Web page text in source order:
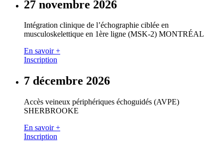
27 novembre 2026
Intégration clinique de l’échographie ciblée en
musculoskelettique en 1ère ligne (MSK-2) MONTRÉAL
En savoir +
Inscription
7 décembre 2026
Accès veineux périphériques échoguidés (AVPE)
SHERBROOKE
En savoir +
Inscription